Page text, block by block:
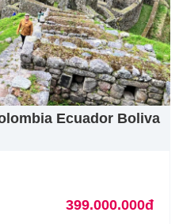
Ecuador Boliva
399.000.000đ